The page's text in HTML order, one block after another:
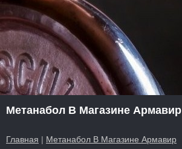
Метанабол В Магазине Армавир
Главная | Метанабол В Магазине Армавир